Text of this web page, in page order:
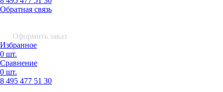
Обратная связь
Оформить заказ
Избранное
0 шт.
Сравнение
0 шт.
8 495 477 51 30